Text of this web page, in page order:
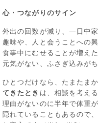
心・つながりのサイン
外出の回数が減り、一日中
趣味や、人と会うことへの
食事中にむせることが増えた
元気がない、ふさぎ込みが
ひとつだけなら、たまたま
てきたとき は、相談を考え
理由がないのに半年で体重
隠れていることもあるので